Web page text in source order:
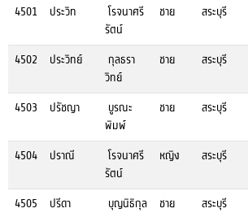
4501
ประวิท
โรจนาศรี
รัตน์
ชาย สระบุรี
4502 ประวิทย์
กุลธรา
วิทย์
ชาย สระบุรี
4503 ปรัชญา
บูรณะ
พิมพ์
ชาย สระบุรี
4504 ปราณี
โรจนาศรี
รัตน์
หญิง สระบุรี
4505 ปรีดา บุญนิธิกุล ชาย สระบุรี